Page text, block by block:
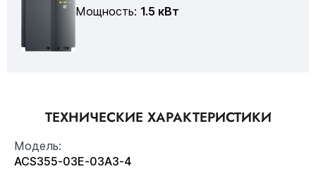
Мощность: 1.5 кВт
ТЕХНИЧЕСКИЕ ХАРАКТЕРИСТИКИ
Модель:
ACS355-03E-03A3-4